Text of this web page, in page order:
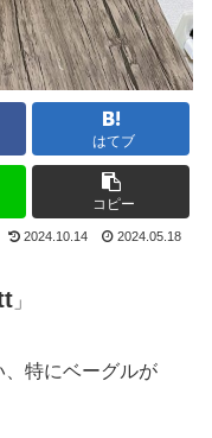
はてブ
コピー
2024.10.14 2024.05.18
」
特にベーグルが